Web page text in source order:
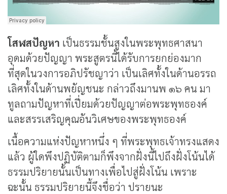
โสฬสปัญหา เป็นธรรมชั้นสูงในพระพุทธศาสนา
อุดมด้วยปัญญา พระสูตรนี้ได้รับการยกย่องมาก
ที่สุดในวงการอภิปรัชญาว่า เป็นเลิศทั้งในด้านอรรถ
เลิศทั้งในด้านพยัญชนะ กล่าวถึงมานพ ๑๖ คน มา
ทูลถามปัญหาที่เปี่ยมด้วยปัญญาต่อพระพุทธองค์
และสรรเสริญคุณอันวิเศษของพระพุทธองค์
เนื้อความแห่งปัญหาหนึ่ง ๆ ที่พระพุทธเจ้าทรงแสดง
แล้ว ผู้ใดพึงปฏิบัติตามก็พึงจากฝั่งนี้ไปถึงฝั่งโน้นได้
ธรรมปริยายนั้นเป็นทางเพื่อไปสู่ฝั่งโน้น เพราะ
ฉะนั้น ธรรมปริยายนี้จึงชื่อว่า ปรายนะ